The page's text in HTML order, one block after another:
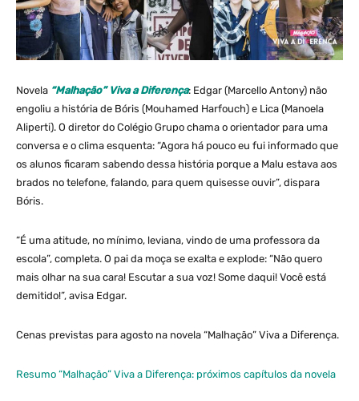
Novela “Malhação” Viva a Diferença: Edgar (Marcello Antony) não
engoliu a história de Bóris (Mouhamed Harfouch) e Lica (Manoela
Aliperti). O diretor do Colégio Grupo chama o orientador para uma
conversa e o clima esquenta: “Agora há pouco eu fui informado que
os alunos ficaram sabendo dessa história porque a Malu estava aos
brados no telefone, falando, para quem quisesse ouvir”, dispara
Bóris.
“É uma atitude, no mínimo, leviana, vindo de uma professora da
escola”, completa. O pai da moça se exalta e explode: “Não quero
mais olhar na sua cara! Escutar a sua voz! Some daqui! Você está
demitido!”, avisa Edgar.
Cenas previstas para agosto na novela “Malhação” Viva a Diferença.
Resumo “Malhação” Viva a Diferença: próximos capítulos da novela